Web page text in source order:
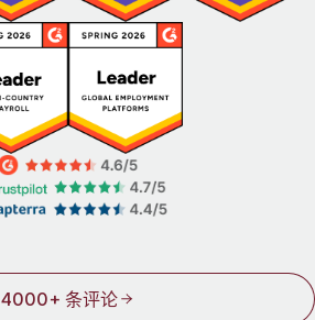
4000+ 条评论